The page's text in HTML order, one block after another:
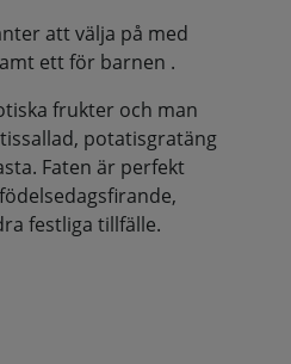
att välja på med
ett för barnen .
frukter och man
potatisgratäng
Faten är perfekt
festliga tillfälle.